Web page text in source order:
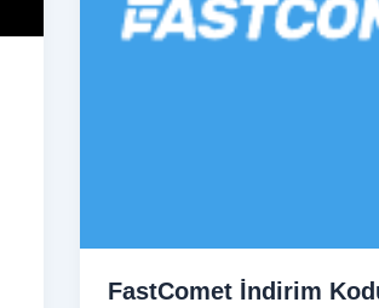
FastComet İndirim